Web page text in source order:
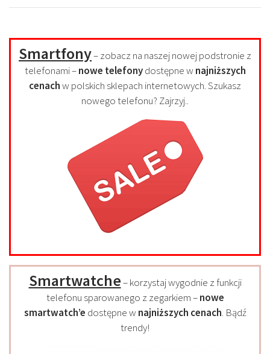
Smartfony– zobacz na naszej nowej podstronie z
telefonami –nowe telefonydostępne w najniższych
cenachw polskich sklepach internetowych. Szukasz
nowego telefonu? Zajrzyj..
Smartwatche– korzystaj wygodnie z funkcji
telefonu sparowanego z zegarkiem –nowe
smartwatch’e dostępne w najniższych cenach. Bądź
trendy!